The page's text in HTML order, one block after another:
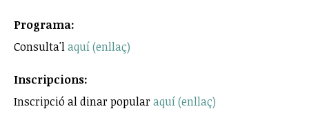
Programa:
Consulta'laquí (enllaç)
Inscripcions:
Inscripció al dinar popularaquí (enllaç)